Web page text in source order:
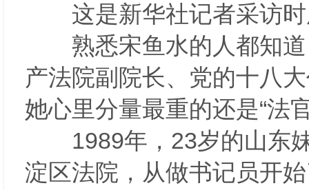
这是新华社记者采访时
熟悉宋鱼水的人都知道
产法院副院长、党的十八
她心里分量最重的还是“法
1989年，23岁的山东妹
淀区法院，从做书记员开